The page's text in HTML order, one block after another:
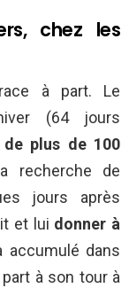
chez les
à part. Le
(64 jours
de plus de 100
recherche de
jours après
et lui donner à
accumulé dans
à son tour à